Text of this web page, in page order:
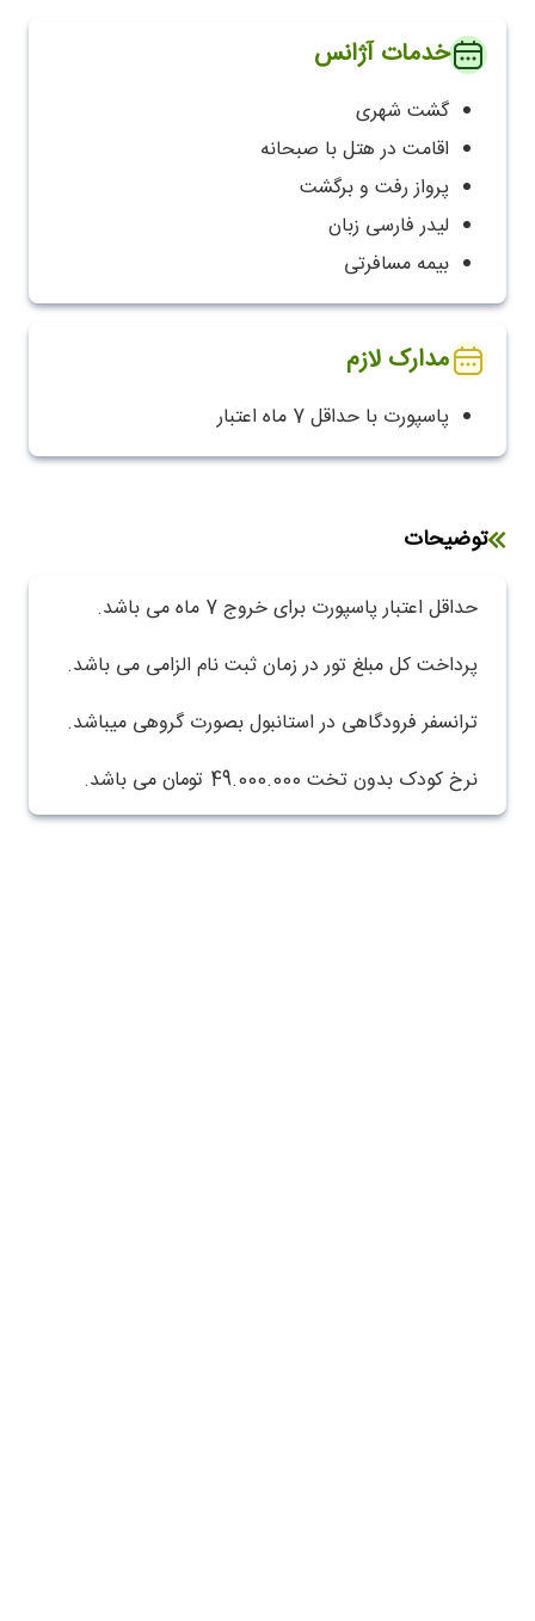
خدمات آژانس
گشت شهری
اقامت در هتل با صبحانه
پرواز رفت و برگشت
لیدر فارسی زبان
بیمه مسافرتی
مدارک لازم
پاسپورت با حداقل 7 ماه اعتبار
توضیحات
حداقل اعتبار پاسپورت برای خروج 7 ماه می باشد.
پرداخت کل مبلغ تور در زمان ثبت نام الزامی می باشد.
ترانسفر فرودگاهی در استانبول بصورت گروهی میباشد.
نرخ کودک بدون تخت 49.000.000 تومان می باشد.